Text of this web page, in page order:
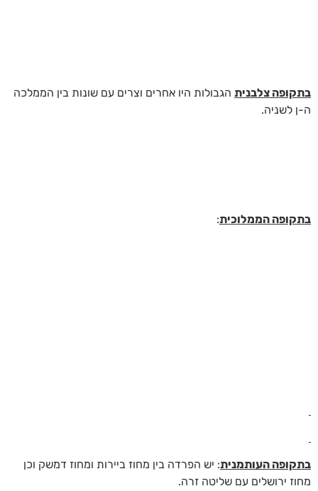
בתקופה צלבנית הגבולות היו אחרים וצרים עם שונות בין הממלכה
ה-ן לשניה.
בתקופה הממלוכית:
בתקופה העותמנית: יש הפרדה בין מחוז ביירות ומחוז דמשק וכן
מחוז ירושלים עם שליטה זרה.